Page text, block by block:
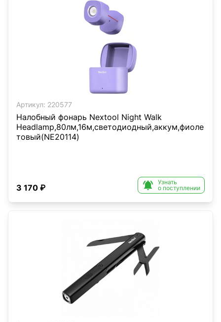
Артикул: 220577
Налобный фонарь Nextool Night Walk
Headlamp,80лм,16м,светодиодный,аккум,фиоле
товый(NE20114)
3 170 ₽ 
Узнать
о поступлении